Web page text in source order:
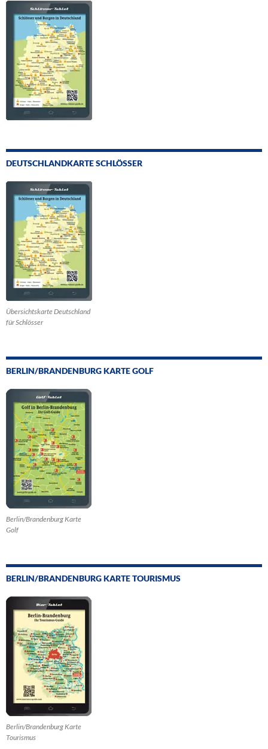
DEUTSCHLANDKARTE SCHLÖSSER
Übersichtskarte Deutschland
für Schlösser
BERLIN/BRANDENBURG KARTE GOLF
Berlin/Brandenburg Karte
Golf
BERLIN/BRANDENBURG KARTE TOURISMUS
Berlin/Brandenburg Karte
Tourismus